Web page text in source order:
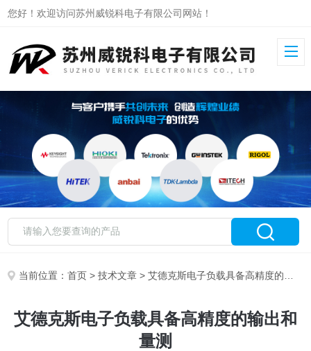
您好！欢迎访问苏州威锐科电子有限公司网站！
当前位置：首页 >技术文章 > 艾德克斯电子负载具备高精度的输出和量测
艾德克斯电子负载具备高精度的输出和
量测